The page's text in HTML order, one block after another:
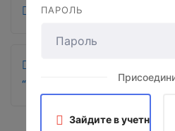
19. Этические принципы
“Преподаватель этики и
ПАРОЛЬ
Зайдите в учетную